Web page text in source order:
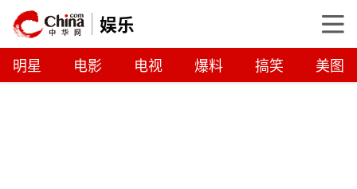
娱乐
明星 电影 电视 爆料 搞笑 美图